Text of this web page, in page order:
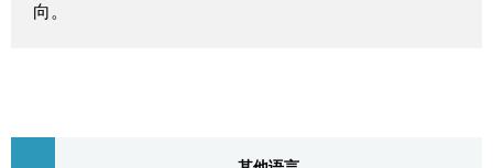
日本信息库
人物访谈
向。